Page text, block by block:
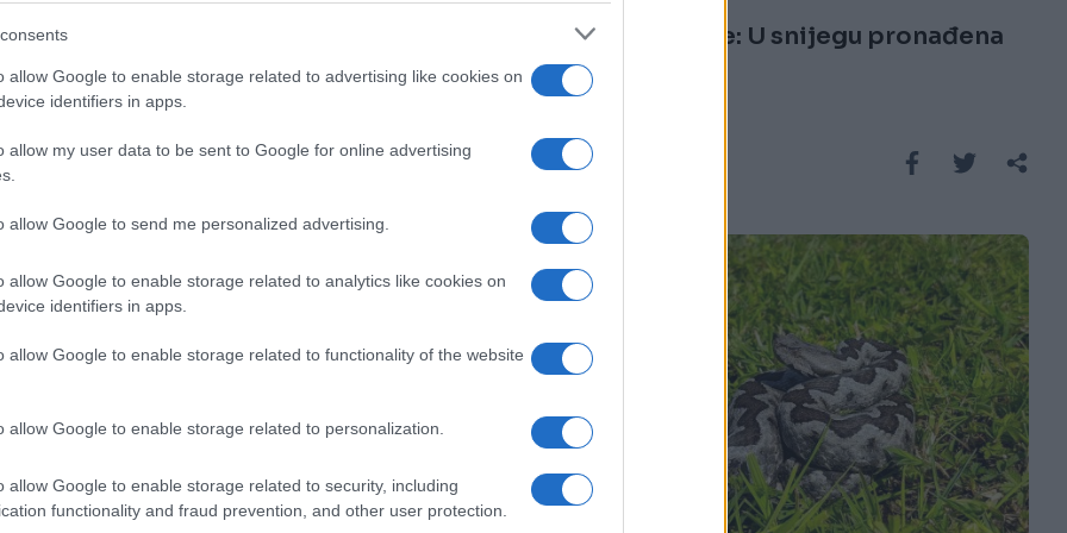
allow Google to enable storage related to advertising like cookies on
identifiers in apps.
allow my user data to be sent to Google for online advertising
allow Google to send me personalized advertising.
allow Google to enable storage related to analytics like cookies on
identifiers in apps.
allow Google to enable storage related to functionality of the website
allow Google to enable storage related to personalization.
allow Google to enable storage related to security, including
functionality and fraud prevention, and other user protection.
Pogledajte kako izgleda najduža
zmija ikada
Saznaj više
Vjerovali ili ne: U snijegu pronađena
zmija (FOTO)
Saznaj više
REGION